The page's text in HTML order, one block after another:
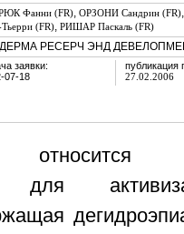
Фанни (FR), ОРЗОНИ Сандрин (FR)
(FR), РИШАР Паскаль (FR)
РЕСЕРЧ ЭНД
заявки:
07-18
публикация
27.02.2006
для